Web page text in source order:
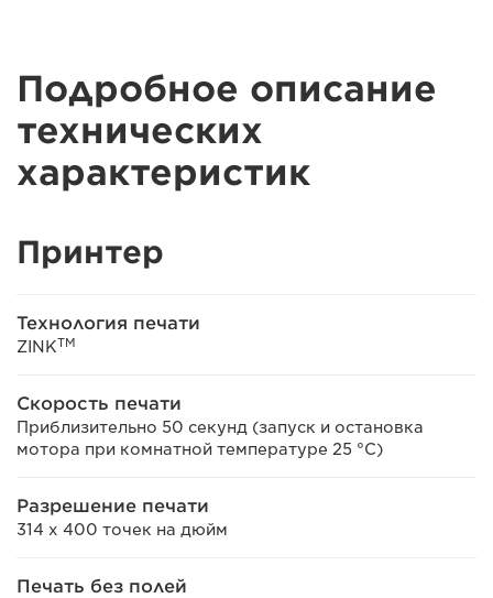
Подробное описание
технических
характеристик
Принтер
Технология печати
ZINKTM
Скорость печати
Приблизительно 50 секунд (запуск и остановка
мотора при комнатной температуре 25 °C)
Разрешение печати
314 x 400 точек на дюйм
Печать без полей